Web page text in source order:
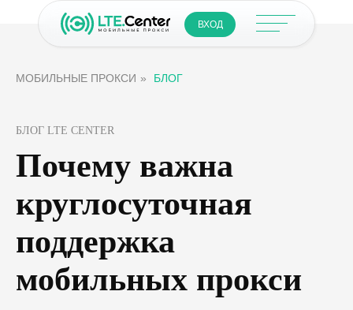
ВХОД
МОБИЛЬНЫЕ ПРОКСИ » БЛОГ
БЛОГ LTE CENTER
Почему важна
круглосуточная
поддержка
мобильных прокси